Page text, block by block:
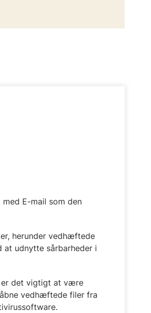
E-mail som den
herunder vedhæftede
at udnytte sårbarheder i
er det vigtigt at være
vedhæftede filer fra